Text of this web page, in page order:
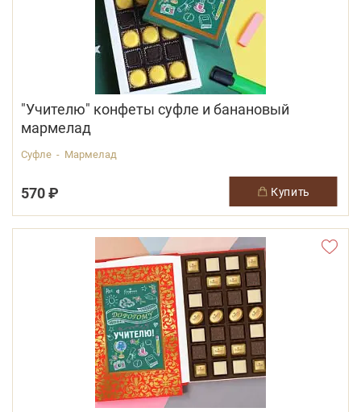
"Учителю" конфеты суфле и банановый
мармелад
Суфле - Мармелад
570 ₽ купить